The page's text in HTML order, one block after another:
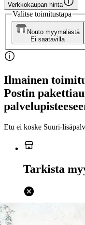
Verkkokaupan hinta
Valitse toimitustapa
Nouto myymälästä
Ei saatavilla
Ilmainen
Postin
Etu ei koske
Tarkista